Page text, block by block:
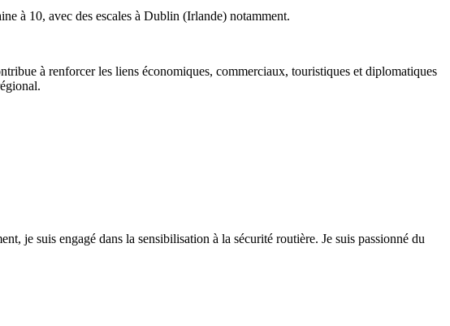
à 10, avec des escales à Dublin (Irlande) notamment.
à renforcer les liens économiques, commerciaux, touristiques et diplomatiques
je suis engagé dans la sensibilisation à la sécurité routière. Je suis passionné du